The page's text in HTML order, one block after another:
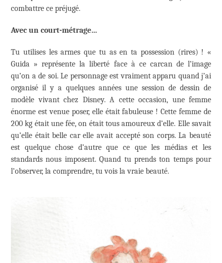
combattre ce préjugé.
Avec un court-métrage…
Tu utilises les armes que tu as en ta possession (rires) ! «
Guida » représente la liberté face à ce carcan de l’image
qu’on a de soi. Le personnage est vraiment apparu quand j’ai
organisé il y a quelques années une session de dessin de
modèle vivant chez Disney. A cette occasion, une femme
énorme est venue poser, elle était fabuleuse ! Cette femme de
200 kg était une fée, on était tous amoureux d’elle. Elle savait
qu’elle était belle car elle avait accepté son corps. La beauté
est quelque chose d’autre que ce que les médias et les
standards nous imposent. Quand tu prends ton temps pour
l’observer, la comprendre, tu vois la vraie beauté.